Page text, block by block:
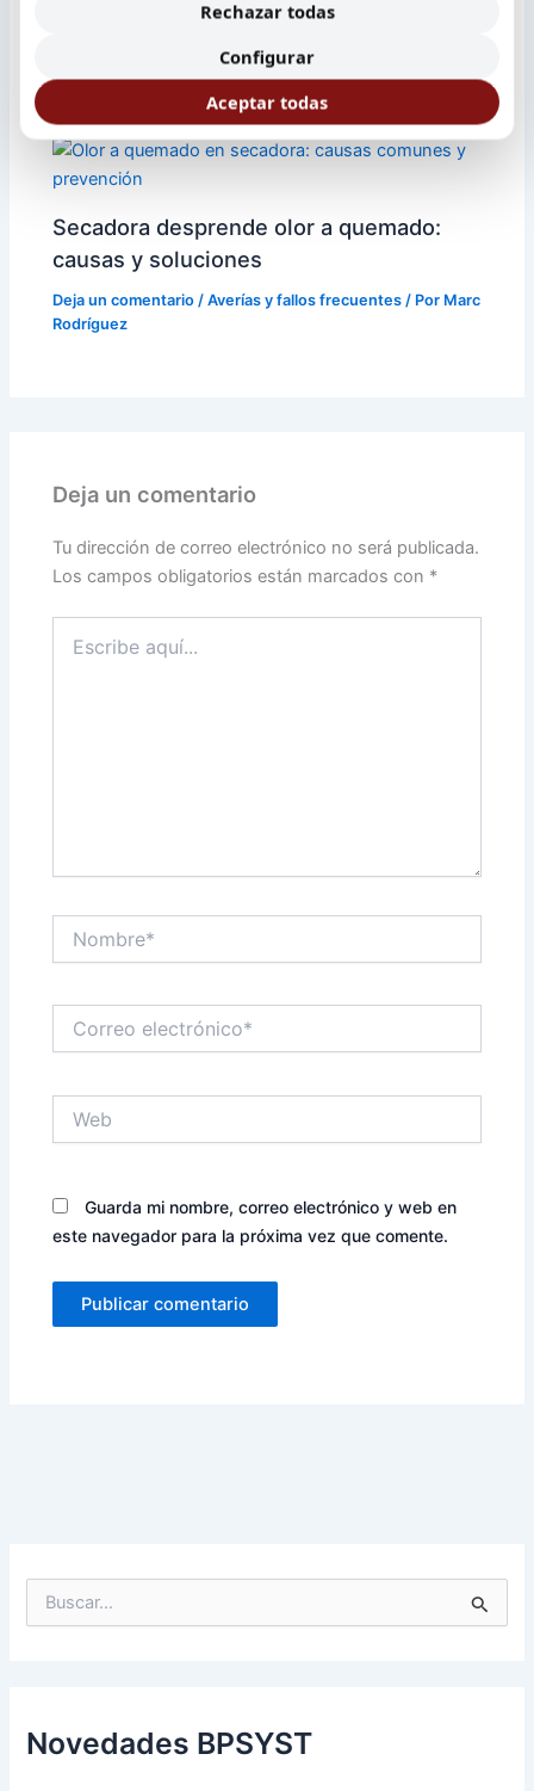
Resistencia de Calentamiento
Averías y fallos frecuentes
Rodríguez
Secadora desprende olor a quemado:
causas y soluciones
Deja un comentario /Averías y fallos frecuentes / Por Marc
Rodríguez
Deja un comentario
Tu dirección de correo electrónico no será publicada.
Los campos obligatorios están marcados con *
aquí...
electrónico*
Guarda mi nombre, correo electrónico y web en
este navegador para la próxima vez que comente.
p
oNovedades BPSYST
Rechazar todas
Configurar
Aceptar todas